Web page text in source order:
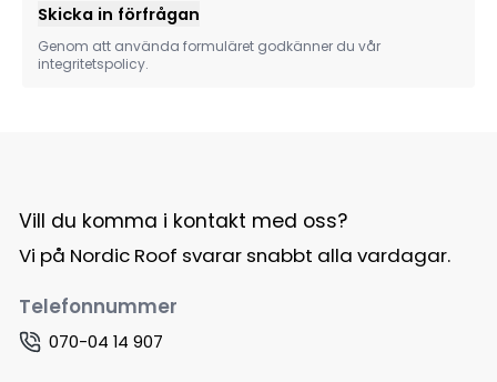
Skicka in förfrågan
Genom att använda formuläret godkänner du vår
integritetspolicy.
Vill du komma i kontakt med oss?
Vi på Nordic Roof svarar snabbt alla vardagar.
Telefonnummer
070-04 14 907